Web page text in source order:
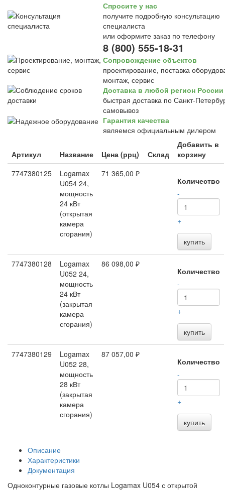
Спросите у нас
получите подробную консультацию
специалиста
или оформите заказ по телефону
8 (800) 555-18-31
Сопровождение объектов
проектирование, поставка
монтаж, сервис
Доставка в любой регион России
быстрая доставка по Санкт-
самовывоз
Гарантия качества
являемся официальным дилером
Артикул Название Цена (ррц) Склад
Добавить в
корзину
7747380125
Logamax
U054 24,
мощность
24 кВт
(открытая
камера
сгорания)
71 365,00 ₽
Количество
-
+
купить
7747380128
Logamax
U052 24,
мощность
24 кВт
(закрытая
камера
сгорания)
86 098,00 ₽
Количество
-
+
купить
7747380129
Logamax
U052 28,
мощность
28 кВт
(закрытая
камера
сгорания)
87 057,00 ₽
Количество
-
+
купить
Описание
Характеристики
Документация
Одноконтурные газовые котлы Logamax U054 с открытой